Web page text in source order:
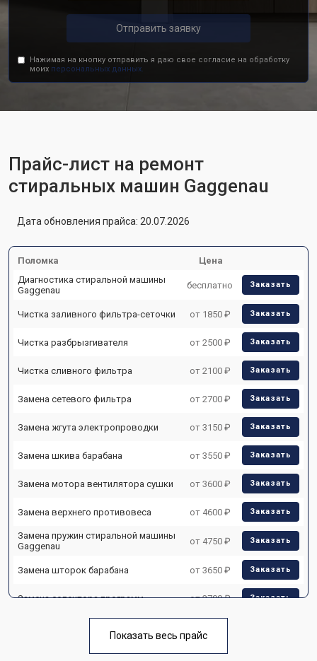
Отправить заявку
Нажимая на кнопку отправить я даю свое согласие на обработку
моих персональных данных.
Прайс-лист на ремонт
стиральных машин Gaggenau
Дата обновления прайса: 20.07.2026
Поломка
Цена
Диагностика стиральной машины
Gaggenau
бесплатно Заказать
Чистка заливного фильтра-сеточки от 1850 ₽ Заказать
Чистка разбрызгивателя от 2500 ₽ Заказать
Чистка сливного фильтра от 2100 ₽ Заказать
Замена сетевого фильтра от 2700 ₽ Заказать
Замена жгута электропроводки от 3150 ₽ Заказать
Замена шкива барабана от 3550 ₽ Заказать
Замена мотора вентилятора сушки от 3600 ₽ Заказать
Замена верхнего противовеса от 4600 ₽ Заказать
Замена пружин стиральной машины
Gaggenau
от 4750 ₽ Заказать
Замена шторок барабана от 3650 ₽ Заказать
Замена селектора программ от 3700 ₽ Заказать
Замена опоры бака от 2800 ₽
Показать весь прайс